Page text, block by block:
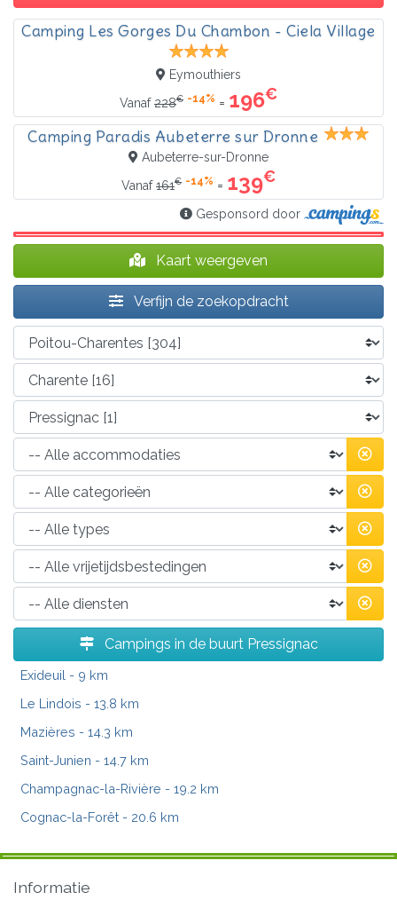
Camping Les Gorges Du Chambon - Ciela Village
Eymouthiers
Vanaf228€ -14% = 196€
Camping Paradis Aubeterre sur Dronne
Aubeterre-sur-Dronne
Vanaf161€ -14% = 139€
Gesponsord door
Kaart weergeven
Verfijn de zoekopdracht
Campings in de buurt Pressignac
Exideuil - 9 km
Le Lindois - 13.8 km
Mazières - 14.3 km
Saint-Junien - 14.7 km
Champagnac-la-Rivière - 19.2 km
Cognac-la-Forêt - 20.6 km
Informatie